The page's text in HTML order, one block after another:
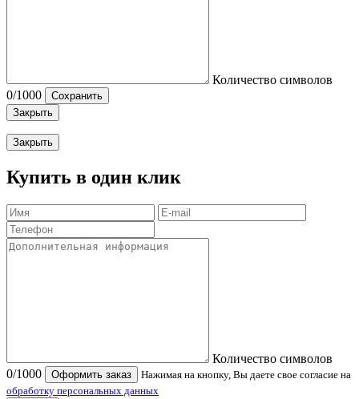
Количество символов
0/1000
Сохранить
Закрыть
Закрыть
Купить в один клик
Количество символов
0/1000 Оформить заказ
Нажимая на кнопку, Вы даете свое согласие на
обработку персональных данных